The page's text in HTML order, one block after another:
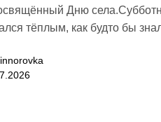
Дню
тёплым, как будто бы